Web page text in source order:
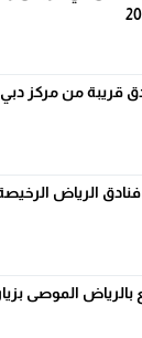
7 فنادق قريبة من مركز
الموصى